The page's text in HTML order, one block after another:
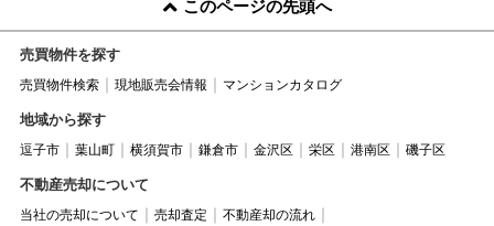
このページの先頭へ
売買物件を探す
売買物件検索 現地販売会情報 マンションカタログ
地域から探す
逗子市 葉山町 横須賀市 鎌倉市 金沢区 栄区 港南区 磯子区
不動産売却について
当社の売却について 売却査定
不動産却の流れ